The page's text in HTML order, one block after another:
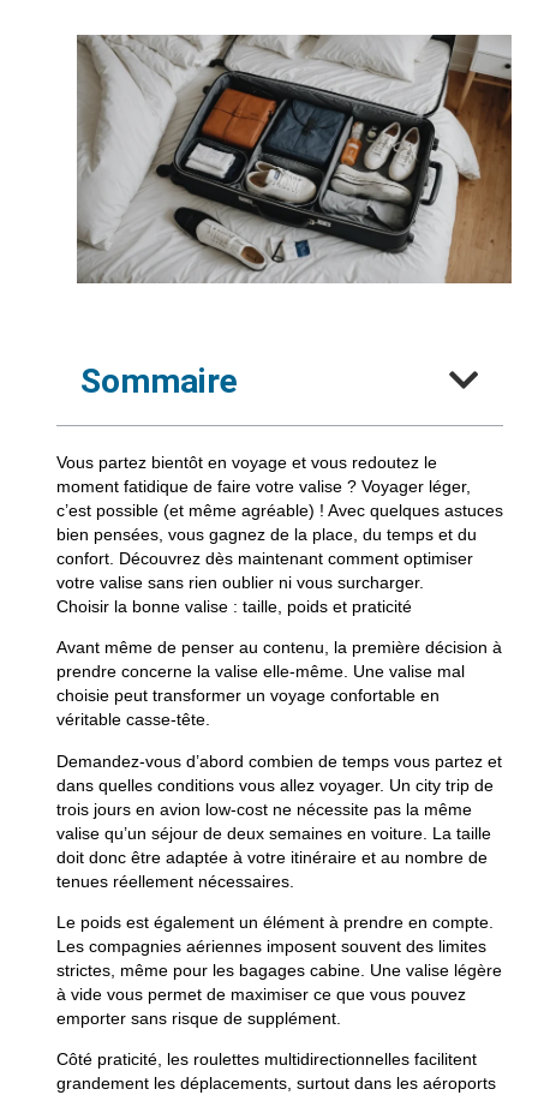
Sommaire
Vous partez bientôt en voyage et vous redoutez le
moment fatidique de faire votre valise ? Voyager léger,
c’est possible (et même agréable) ! Avec quelques astuces
bien pensées, vous gagnez de la place, du temps et du
confort. Découvrez dès maintenant comment optimiser
votre valise sans rien oublier ni vous surcharger.
Choisir la bonne valise : taille, poids et praticité
Avant même de penser au contenu, la première décision à
prendre concerne la valise elle-même. Une valise mal
choisie peut transformer un voyage confortable en
véritable casse-tête.
Demandez-vous d’abord combien de temps vous partez et
dans quelles conditions vous allez voyager. Un city trip de
trois jours en avion low-cost ne nécessite pas la même
valise qu’un séjour de deux semaines en voiture. La taille
doit donc être adaptée à votre itinéraire et au nombre de
tenues réellement nécessaires.
Le poids est également un élément à prendre en compte.
Les compagnies aériennes imposent souvent des limites
strictes, même pour les bagages cabine. Une valise légère
à vide vous permet de maximiser ce que vous pouvez
emporter sans risque de supplément.
Côté praticité, les roulettes multidirectionnelles facilitent
grandement les déplacements, surtout dans les aéroports